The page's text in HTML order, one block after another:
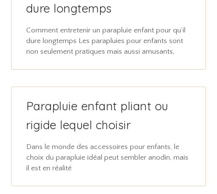
dure longtemps
Comment entretenir un parapluie enfant pour qu’il
dure longtemps Les parapluies pour enfants sont
non seulement pratiques mais aussi amusants,
Parapluie enfant pliant ou
rigide lequel choisir
Dans le monde des accessoires pour enfants, le
choix du parapluie idéal peut sembler anodin, mais
il est en réalité